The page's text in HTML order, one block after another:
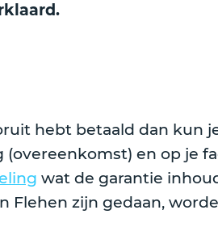
hebt betaald dan kun
(overeenkomst) en op je
wat de garantie
Flehen zijn gedaan,